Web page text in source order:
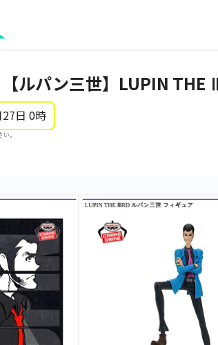
【ルパン三世】LUPIN
日 0時
。